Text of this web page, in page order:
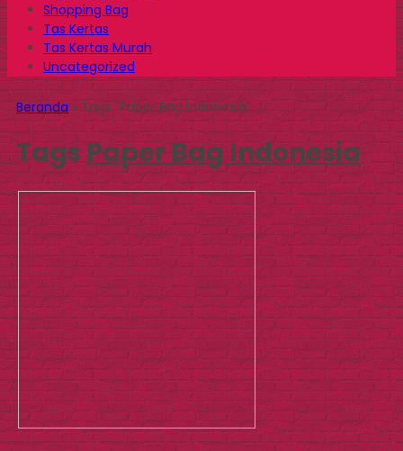
Shopping Bag
Tas Kertas
Tas Kertas Murah
Uncategorized
Beranda»Tags "Paper Bag Indonesia"
TagsPaper Bag Indonesia